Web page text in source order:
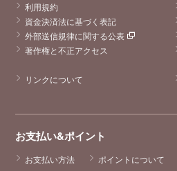
利用規約
資金決済法に基づく表記
外部送信規律に関する公表
著作権と不正アクセス
リンクについて
お支払い&ポイント
お支払い方法 ポイントについて